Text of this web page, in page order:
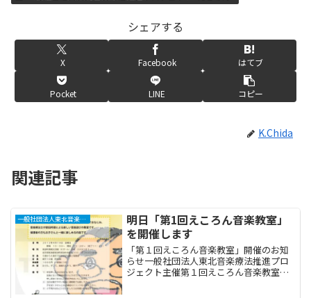
シェアする
X Facebook はてブ
Pocket LINE コピー
K.Chida
関連記事
一般社団法人東北音楽療法推進プロジェクト“えころん”
明日「第1回えころん音楽教室」
を開催します
「第１回えころん音楽教室」開催のお知
らせ一般社団法人東北音楽療法推進プロ
ジェクト主催第１回えころん音楽教室紫